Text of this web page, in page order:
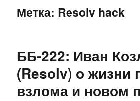
Метка: Resolv hack
ББ-222: Иван
(Resolv) о жизни
взлома и новом